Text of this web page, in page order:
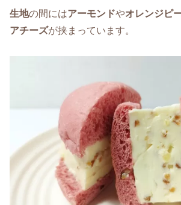
生地の間にはアーモンドやオレンジピ
アチーズが挟まっています。